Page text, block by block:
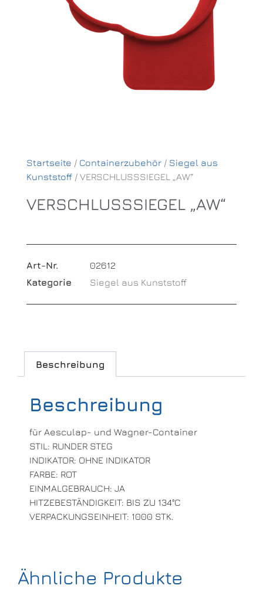
Startseite / Containerzubehör / Siegel aus
Kunststoff / VERSCHLUSSSIEGEL „AW“
VERSCHLUSSSIEGEL „AW“
Art-Nr.
02612
Kategorie
Siegel aus Kunststoff
Beschreibung
Beschreibung
für Aesculap- und Wagner-Container
STIL: RUNDER STEG
INDIKATOR: OHNE INDIKATOR
FARBE: ROT
EINMALGEBRAUCH: JA
HITZEBESTÄNDIGKEIT: BIS ZU 134°C
VERPACKUNGSEINHEIT: 1000 STK.
Ähnliche Produkte